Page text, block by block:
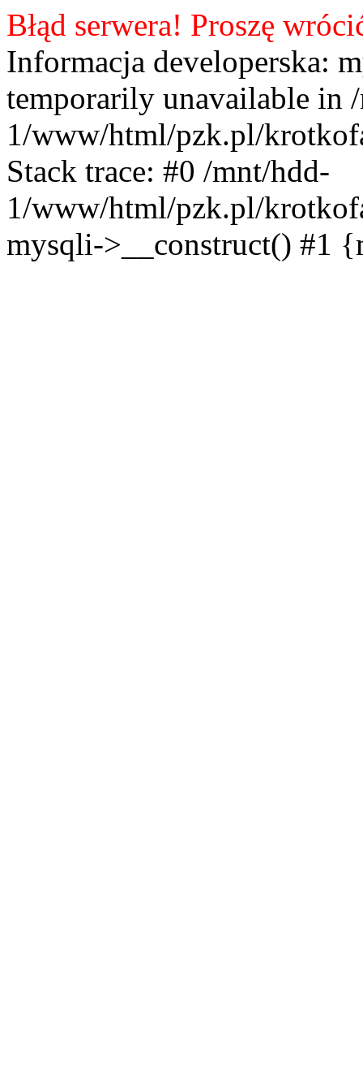
Błąd serwera! Proszę
Informacja developerska:
temporarily unavailable in
1/www/html/pzk.pl/
Stack trace: #0 /mnt/hdd-
1/www/html/pzk.pl/
mysqli->__construct() #1